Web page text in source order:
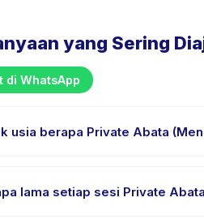
yang Sering
di WhatsApp
usia berapa Private Abata
setiap anak mendapat tantangan
lama setiap sesi Private